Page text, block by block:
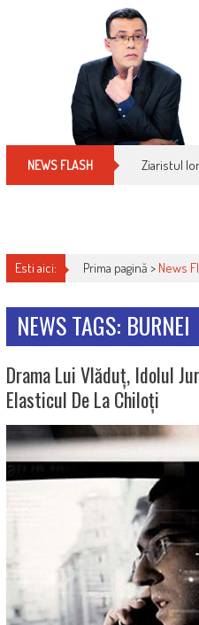
NEWS FLASH Ziaristul
Esti aici: Prima pagină > News
NEWS TAGS: BURNEI
Drama Lui Vlăduț, Idolul
Elasticul De La Chiloți